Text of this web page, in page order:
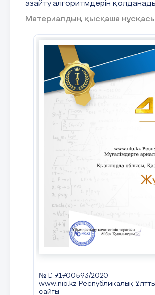
Бір әріптен
Әріптердің
есепте
ЕБ Қ:6-
Есеп бойынша
ЕҚБ: 8-
азайту алгоритмдерін
Материалдың қысқаша нұсқасы
№ D-71700593/2020
www.nio.kz Республикалық
сайты